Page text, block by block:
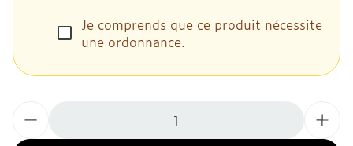
Je comprends que ce produit nécessite
une ordonnance.